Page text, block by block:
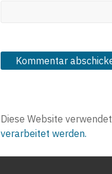
Diese Website
verarbeitet werden.